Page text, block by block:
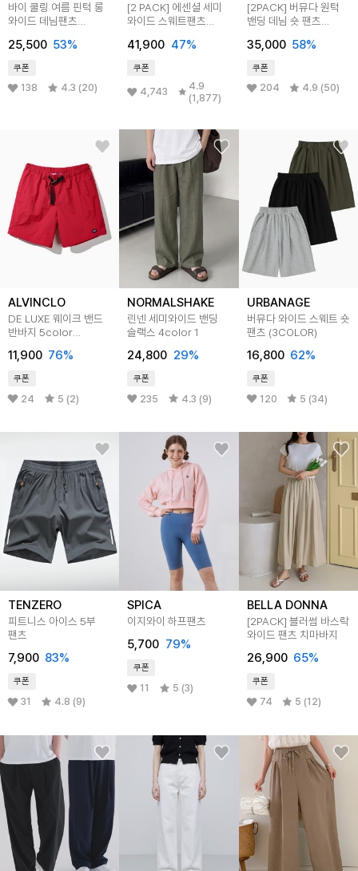
바이 쿨링 여름 핀턱 롱
와이드 데님팬츠
25,500 53%
쿠폰
138 4.3 (20)
[2 PACK] 에센셜 세미
와이드 스웨트팬츠
41,900 47%
쿠폰
4,743
4.9
(1,877)
[2PACK] 버뮤다 원턱
밴딩 데님 숏 팬츠
35,000 58%
쿠폰
204 4.9 (50)
ALVINCLO
DE LUXE 웨이크 밴드
반바지 5color
11,900 76%
쿠폰
24 5 (2)
NORMALSHAKE
린넨 세미와이드 밴딩
슬랙스 4color 1
24,800 29%
쿠폰
235 4.3 (9)
URBANAGE
버뮤다 와이드 스웨트 숏
팬츠 (3COLOR)
16,800 62%
쿠폰
120 5 (34)
TENZERO
피트니스 아이스 5부
팬츠
7,900 83%
쿠폰
31 4.8 (9)
SPICA
이지와이 하프팬츠
5,700 79%
쿠폰
11 5 (3)
BELLA DONNA
[2PACK] 블러썸 바스락
와이드 팬츠 치마바지
26,900 65%
쿠폰
74 5 (12)